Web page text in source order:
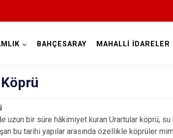
BAHÇESARAY MAHALLİ İDARELER
Köprü
uzun bir süre hâkimiyet kuran Urartular köprü, su
bu tarihi yapılar arasında özellikle köprüler